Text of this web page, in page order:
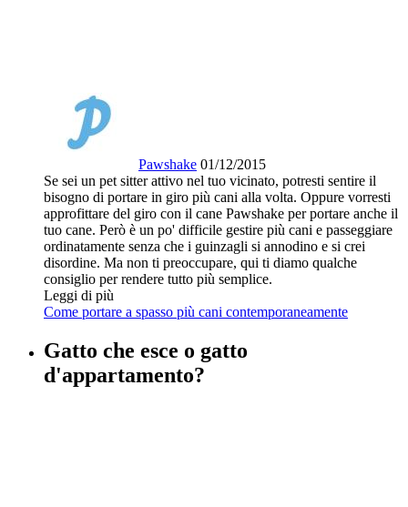
Pawshake 01/12/2015
Se sei un pet sitter attivo nel tuo vicinato, potresti sentire il
bisogno di portare in giro più cani alla volta. Oppure vorresti
approfittare del giro con il cane Pawshake per portare anche il
tuo cane. Però è un po' difficile gestire più cani e passeggiare
ordinatamente senza che i guinzagli si annodino e si crei
disordine. Ma non ti preoccupare, qui ti diamo qualche
consiglio per rendere tutto più semplice.
Leggi di più
Come portare a spasso più cani contemporaneamente
Gatto che esce o gatto
d'appartamento?